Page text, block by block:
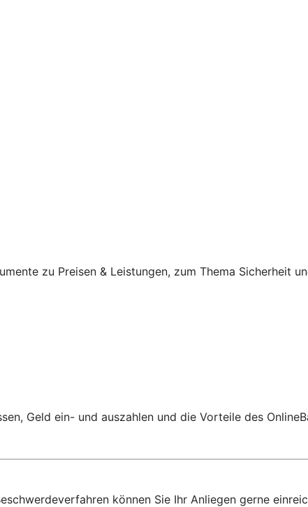
zu Preisen & Leistungen, zum Thema Sicherheit
Geld ein- und auszahlen und die Vorteile des
können Sie Ihr Anliegen gerne